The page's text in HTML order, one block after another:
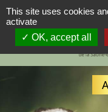
This site uses cookies
activate
OK, accept all